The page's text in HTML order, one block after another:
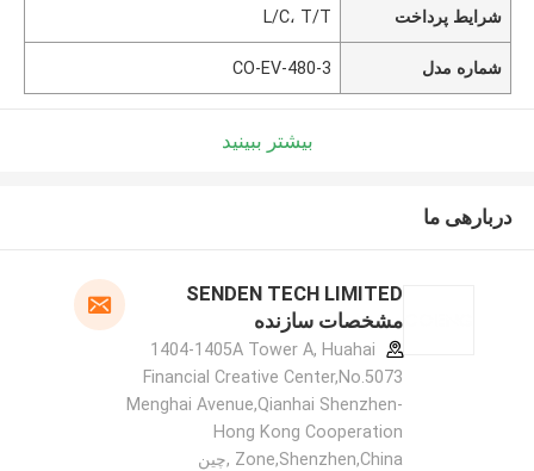
شرایط پرداخت L/C، T/T
شماره مدل CO-EV-480-3
بیشتر ببینید
دربارهی ما
SENDEN TECH LIMITED
مشخصات سازنده
1404-1405A Tower A, Huahai
Financial Creative Center,No.5073
Menghai Avenue,Qianhai Shenzhen-
Hong Kong Cooperation
Zone,Shenzhen,China ,چین